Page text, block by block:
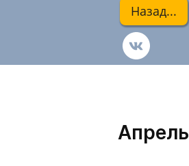
Назад...
Апрель